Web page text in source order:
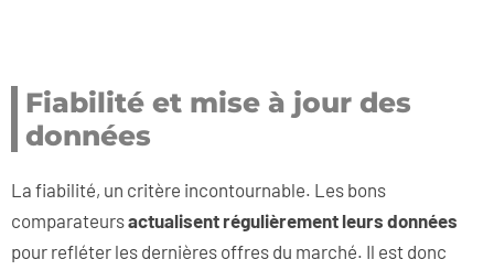
Fiabilité et mise à jour des
données
La fiabilité, un critère incontournable. Les bons
comparateursactualisent régulièrement leurs données
pour refléter les dernières offres du marché. Il est donc